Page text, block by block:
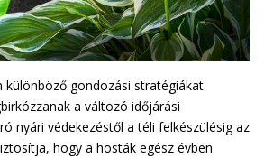
különböző gondozási stratégiákat
a változó időjárási
nyári védekezéstől a téli felkészülésig az
hogy a hosták egész évben